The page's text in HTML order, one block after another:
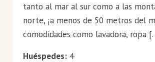
tanto al mar al sur como a las
norte, ¡a menos de 50 metros del
comodidades como lavadora, ropa
Huéspedes: 4